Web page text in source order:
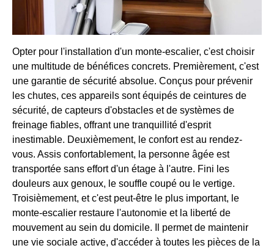
Opter pour l'installation d'un monte-escalier, c'est choisir
une multitude de bénéfices concrets. Premièrement, c'est
une garantie de sécurité absolue. Conçus pour prévenir
les chutes, ces appareils sont équipés de ceintures de
sécurité, de capteurs d'obstacles et de systèmes de
freinage fiables, offrant une tranquillité d'esprit
inestimable. Deuxièmement, le confort est au rendez-
vous. Assis confortablement, la personne âgée est
transportée sans effort d'un étage à l'autre. Fini les
douleurs aux genoux, le souffle coupé ou le vertige.
Troisièmement, et c'est peut-être le plus important, le
monte-escalier restaure l'autonomie et la liberté de
mouvement au sein du domicile. Il permet de maintenir
une vie sociale active, d'accéder à toutes les pièces de la